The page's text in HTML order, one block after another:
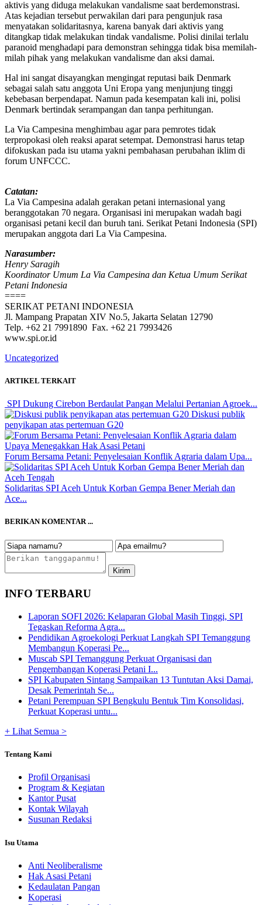
aktivis yang diduga melakukan vandalisme saat berdemonstrasi.
Atas kejadian tersebut perwakilan dari para pengunjuk rasa
menyatakan solidaritasnya, karena banyak dari aktivis yang
ditangkap tidak melakukan tindak vandalisme. Polisi dinilai terlalu
paranoid menghadapi para demonstran sehingga tidak bisa memilah-
milah pihak yang melakukan vandalisme dan aksi damai.
Hal ini sangat disayangkan mengingat reputasi baik Denmark
sebagai salah satu anggota Uni Eropa yang menjunjung tinggi
kebebasan berpendapat. Namun pada kesempatan kali ini, polisi
Denmark bertindak serampangan dan tanpa perhitungan.
La Via Campesina menghimbau agar para pemrotes tidak
terpropokasi oleh reaksi aparat setempat. Demonstrasi harus tetap
difokuskan pada isu utama yakni pembahasan perubahan iklim di
forum UNFCCC.
Catatan:
La Via Campesina adalah gerakan petani internasional yang
beranggotakan 70 negara. Organisasi ini merupakan wadah bagi
organisasi petani kecil dan buruh tani. Serikat Petani Indonesia (SPI)
merupakan anggota dari La Via Campesina.
Narasumber:
Henry Saragih
Koordinator Umum La Via Campesina dan Ketua Umum Serikat
Petani Indonesia
====
SERIKAT PETANI INDONESIA
Jl. Mampang Prapatan XIV No.5, Jakarta Selatan 12790
Telp. +62 21 7991890 Fax. +62 21 7993426
www.spi.or.id
Uncategorized
ARTIKEL TERKAIT
SPI Dukung Cirebon Berdaulat Pangan Melalui Pertanian Agroek...
Diskusi publik
penyikapan atas pertemuan G20
Forum Bersama Petani: Penyelesaian Konflik Agraria dalam Upa...
Solidaritas SPI Aceh Untuk Korban Gempa Bener Meriah dan
Ace...
BERIKAN KOMENTAR ...
INFO TERBARU
Laporan SOFI 2026: Kelaparan Global Masih Tinggi, SPI
Tegaskan Reforma Agra...
Pendidikan Agroekologi Perkuat Langkah SPI Temanggung
Membangun Koperasi Pe...
Muscab SPI Temanggung Perkuat Organisasi dan
Pengembangan Koperasi Petani I...
SPI Kabupaten Sintang Sampaikan 13 Tuntutan Aksi Damai,
Desak Pemerintah Se...
Petani Perempuan SPI Bengkulu Bentuk Tim Konsolidasi,
Perkuat Koperasi untu...
+ Lihat Semua >
Tentang Kami
Profil Organisasi
Program & Kegiatan
Kantor Pusat
Kontak Wilayah
Susunan Redaksi
Isu Utama
Anti Neoliberalisme
Hak Asasi Petani
Kedaulatan Pangan
Koperasi